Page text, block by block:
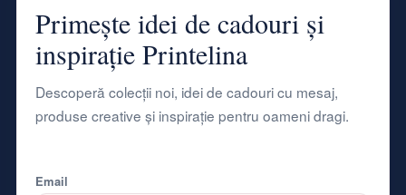
Primește idei de cadouri și
inspirație Printelina
Descoperă colecții noi, idei de cadouri cu mesaj,
produse creative și inspirație pentru oameni dragi.
Email